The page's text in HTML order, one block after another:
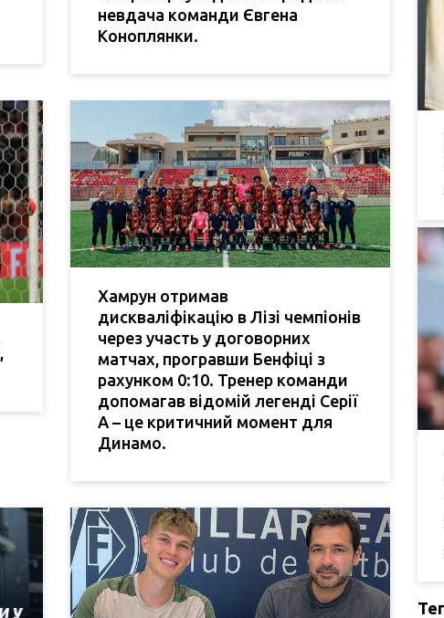
невдача команди Євгена
Коноплянки.
Хамрун отримав
дискваліфікацію в Лізі чемпіонів
через участь у договорних
матчах, програвши Бенфіці з
рахунком 0:10. Тренер команди
допомагав відомій легенді Серії
А – це критичний момент для
Динамо.